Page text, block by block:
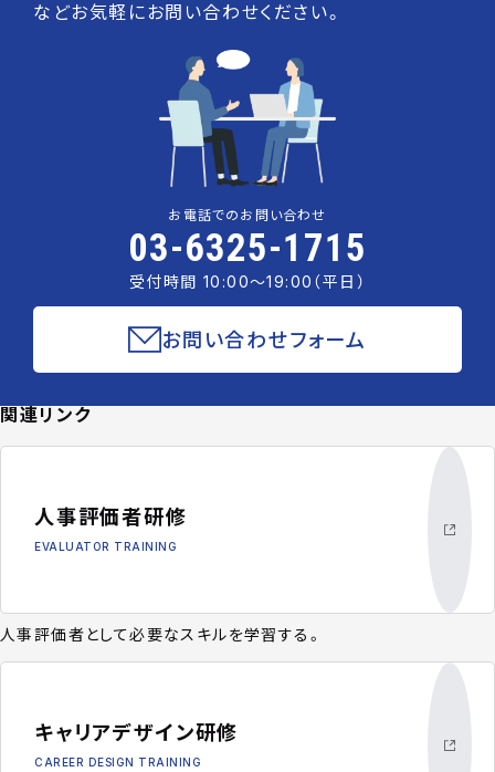
などお気軽にお問い合わせください。
お電話でのお問い合わせ
03-6325-1715
受付時間 10:00〜19:00（平日）
お問い合わせフォーム
関連リンク
人事評価者研修
EVALUATOR TRAINING
人事評価者として必要なスキルを学習する。
キャリアデザイン研修
CAREER DESIGN TRAINING